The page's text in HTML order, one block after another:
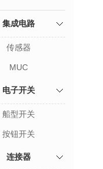
集成电路
传感器
MUC
电子开关
船型开关
按钮开关
连接器